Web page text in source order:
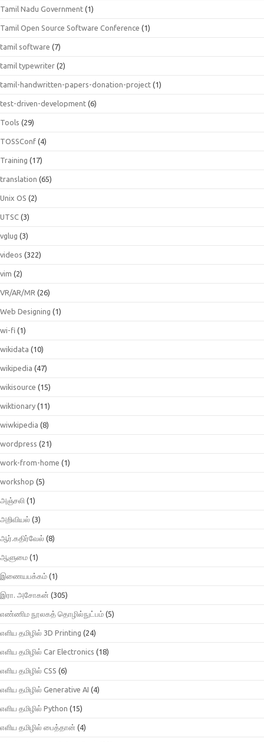
Tamil Nadu Government (1)
Tamil Open Source Software Conference (1)
tamil software (7)
tamil typewriter (2)
tamil-handwritten-papers-donation-project (1)
test-driven-development (6)
Tools (29)
TOSSConf (4)
Training (17)
translation (65)
Unix OS (2)
UTSC (3)
vglug (3)
videos (322)
vim (2)
VR/AR/MR (26)
Web Designing (1)
wi-fi (1)
wikidata (10)
wikipedia (47)
wikisource (15)
wiktionary (11)
wiwkipedia (8)
wordpress (21)
work-from-home (1)
workshop (5)
அஞ்சலி (1)
அறிவியல் (3)
ஆர்.கதிர்வேல் (8)
ஆளுமை (1)
இணையபக்கம் (1)
இரா. அசோகன் (305)
எண்ணிம நூலகத் தொழில்நுட்பம் (5)
எளிய தமிழில் 3D Printing (24)
எளிய தமிழில் Car Electronics (18)
எளிய தமிழில் CSS (6)
எளிய தமிழில் Generative AI (4)
எளிய தமிழில் Python (15)
எளிய தமிழில் பைத்தான் (4)